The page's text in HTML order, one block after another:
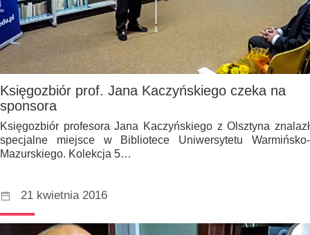
Księgozbiór prof. Jana Kaczyńskiego czeka na
sponsora
Księgozbiór profesora Jana Kaczyńskiego z Olsztyna znalazł
specjalne miejsce w Bibliotece Uniwersytetu Warmińsko-
Mazurskiego. Kolekcja 5…
21 kwietnia 2016